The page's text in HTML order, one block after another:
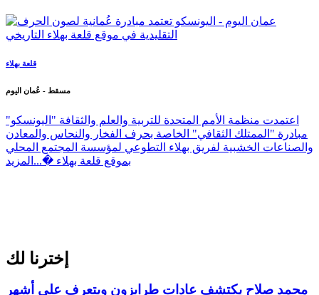
قلعة بهلاء
مسقط - عُمان اليوم
اعتمدت منظمة الأمم المتحدة للتربية والعلم والثقافة "اليونسكو"
مبادرة "الممتلك الثقافي" الخاصة بحرف الفخار والنحاس والمعادن
والصناعات الخشبية لفريق بهلاء التطوعي لمؤسسة المجتمع المحلي
بموقع قلعة بهلاء �... المزيد
إخترنا لك
محمد صلاح يكتشف عادات طرابزون ويتعرف على أشهر